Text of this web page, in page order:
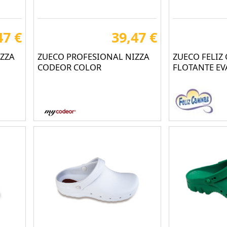
€ 39,47 €
ZUECO PROFESIONAL NIZZA
CODEOR COLOR
ZUECO
FLOTANTE